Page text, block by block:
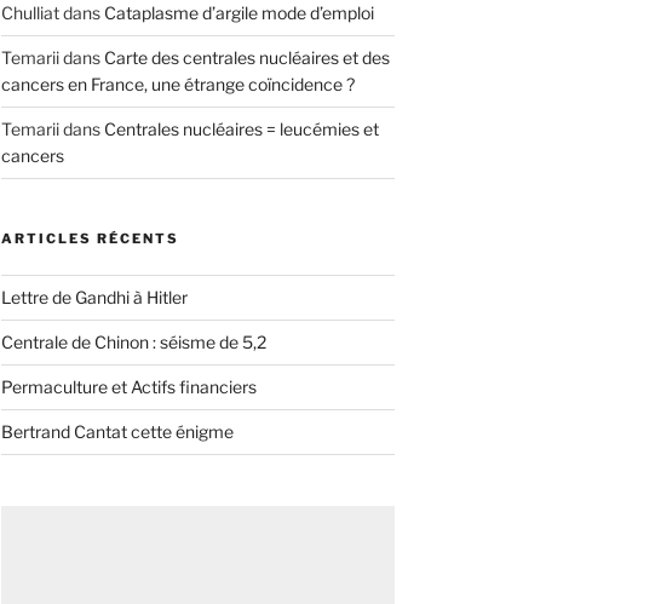
Chulliatdans Cataplasme d’argile mode d’emploi
Temariidans Carte des centrales nucléaires et des
cancers en France, une étrange coïncidence ?
Temariidans Centrales nucléaires = leucémies et
cancers
ARTICLES RÉCENTS
Lettre de Gandhi à Hitler
Centrale de Chinon : séisme de 5,2
Permaculture et Actifs financiers
Bertrand Cantat cette énigme